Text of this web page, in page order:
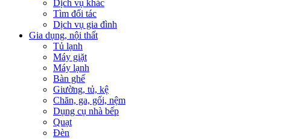
Dịch vụ khác
Tìm đối tác
Dịch vụ gia đình
Gia dụng, nội thất
Tủ lạnh
Máy giặt
Máy lạnh
Bàn ghế
Giường, tủ, kệ
Chăn, ga, gối, nệm
Dụng cụ nhà bếp
Quạt
Đèn